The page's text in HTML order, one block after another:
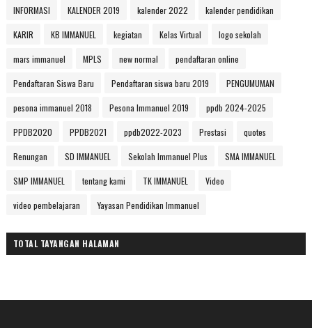
INFORMASI KALENDER 2019 kalender 2022 kalender pendidikan
KARIR KB IMMANUEL kegiatan Kelas Virtual logo sekolah
mars immanuel MPLS new normal pendaftaran online
Pendaftaran Siswa Baru Pendaftaran siswa baru 2019 PENGUMUMAN
pesona immanuel 2018 Pesona Immanuel 2019 ppdb 2024-2025
PPDB2020 PPDB2021 ppdb2022-2023 Prestasi quotes
Renungan SD IMMANUEL Sekolah Immanuel Plus SMA IMMANUEL
SMP IMMANUEL tentang kami TK IMMANUEL Video
video pembelajaran Yayasan Pendidikan Immanuel
TOTAL TAYANGAN HALAMAN